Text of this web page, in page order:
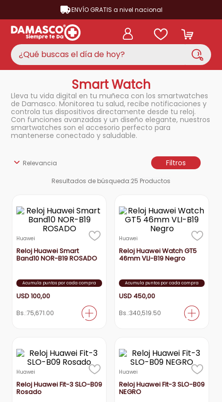
ENVÍO GRATIS a nivel nacional
¿Qué buscas el día de hoy?
Smart Watch
Lleva tu vida digital en tu muñeca con los smartwatches
de Damasco. Monitorea tu salud, recibe notificaciones y
controla tus dispositivos directamente desde tu reloj.
Con funciones avanzadas y un diseño elegante, nuestros
smartwatches son el accesorio perfecto para
mantenerse conectado y saludable.
Relevancia Filtros
Resultados de búsqueda:25 Productos
Huawei
Reloj Huawei Smart
Band10 NOR-B19 ROSADO
Acumula puntos por cada compra
USD100,00
Bs.:75,671.00
Huawei
Reloj Huawei Watch GT5
46mm VLI-B19 Negro
Acumula puntos por cada compra
USD 450,00
Bs.:340,519.50
Huawei
Reloj Huawei Fit-3 SLO-B09
Rosado
Huawei
Reloj Huawei Fit-3 SLO-B09
NEGRO
TÉRMINOS MÁS BUSCADOS
1. aire acondicionado
2. nevera
3. lavadora
ventilador
neveras
licuadora
9. aire-acondicionado
10. tv